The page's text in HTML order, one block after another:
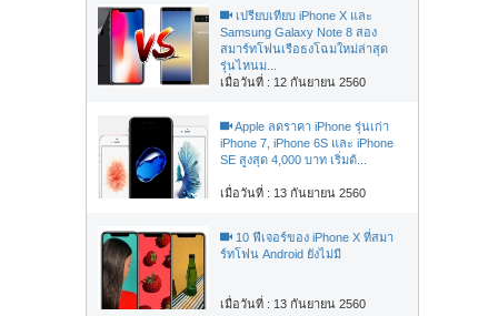
เปรียบเทียบ iPhone X และ
Samsung Galaxy Note 8 สอง
สมาร์ทโฟนเรือธงโฉมใหม่ล่าสุด
รุ่นไหนม...
เมื่อวันที่ : 12 กันยายน 2560
Apple ลดราคา iPhone รุ่นเก่า
iPhone 7, iPhone 6S และ iPhone
SE สูงสุด 4,000 บาท เริ่มต้...
เมื่อวันที่ : 13 กันยายน 2560
10 ฟีเจอร์ของ iPhone X ที่สมา
ร์ทโฟน Android ยังไม่มี
เมื่อวันที่ : 13 กันยายน 2560